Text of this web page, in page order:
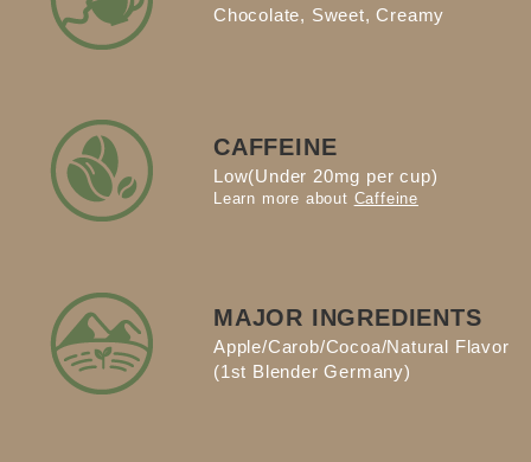
Chocolate, Sweet, Creamy
CAFFEINE
Low(Under 20mg per cup)
Learn more about Caffeine
MAJOR INGREDIENTS
Apple/Carob/Cocoa/Natural Flavor
(1st Blender Germany)